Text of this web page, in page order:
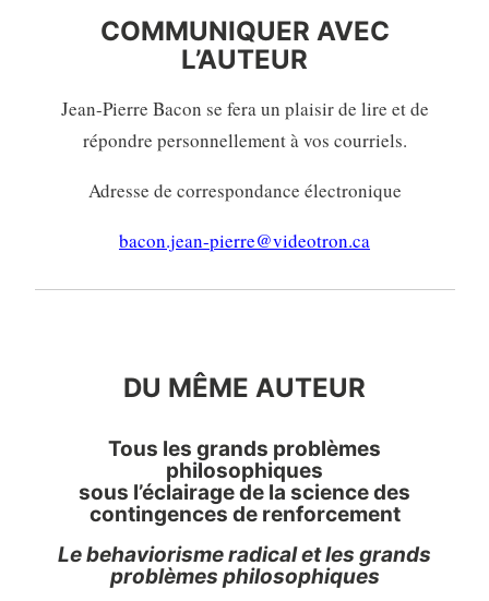
COMMUNIQUER AVEC
L’AUTEUR
Jean-Pierre Bacon se fera un plaisir de lire et de
répondre personnellement à vos courriels.
Adresse de correspondance électronique
bacon.jean-pierre@videotron.ca
DU MÊME AUTEUR
Tous les grands problèmes
philosophiques
sous l’éclairage de la science des
contingences de renforcement
Le behaviorisme radical et les grands
problèmes philosophiques